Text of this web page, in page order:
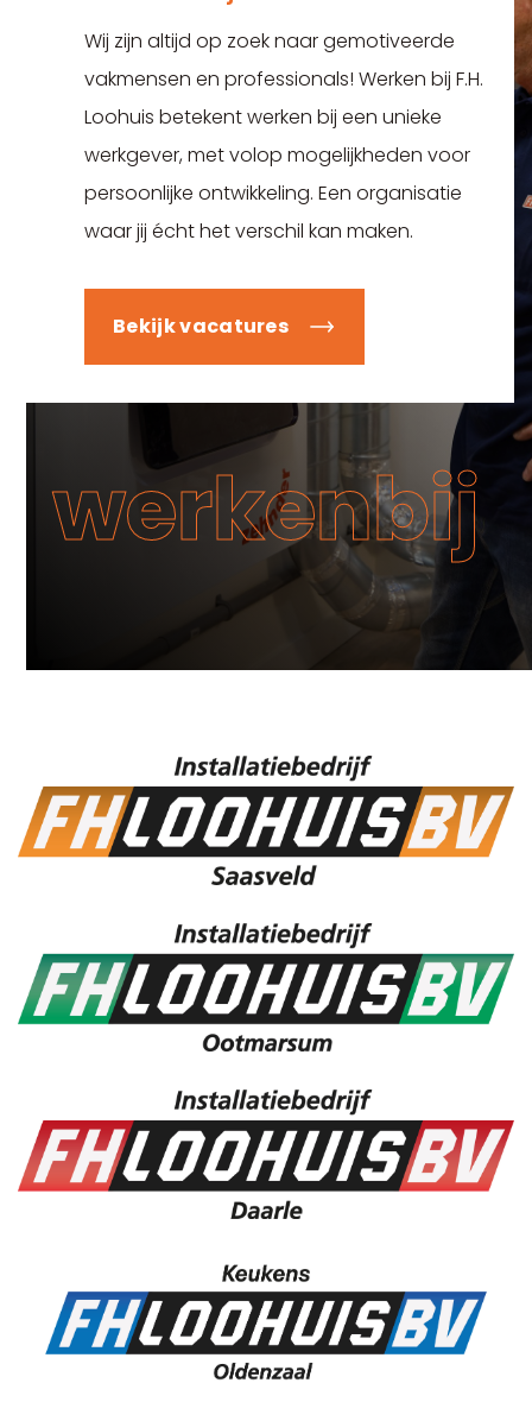
Wij zijn altijd op zoek naar gemotiveerde
vakmensen en professionals! Werken bij F.H.
Loohuis betekent werken bij een unieke
werkgever, met volop mogelijkheden voor
persoonlijke ontwikkeling. Een organisatie
waar jij écht het verschil kan maken.
Bekijk vacatures
werkenbij